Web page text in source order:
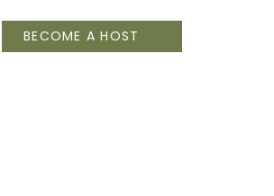
BECOME A HOST